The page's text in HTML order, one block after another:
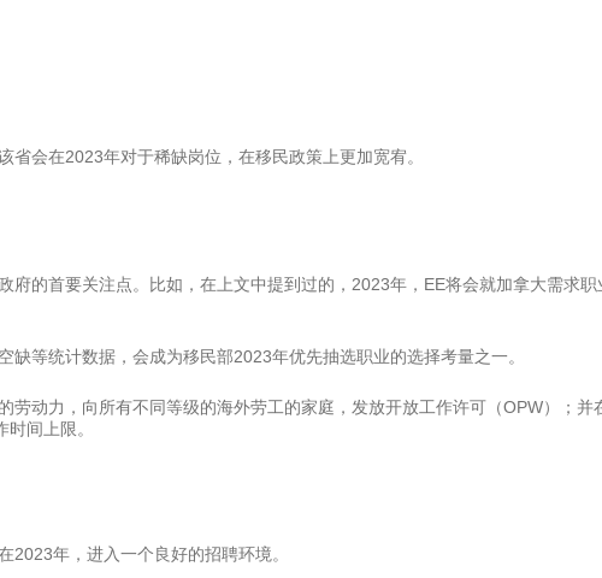
会在2023年对于稀缺岗位，在移民政策上更加宽宥。
府的首要关注点。比如，在上文中提到过的，2023年，EE将会就加拿大需求职
等统计数据，会成为移民部2023年优先抽选职业的选择考量之一。
劳动力，向所有不同等级的海外劳工的家庭，发放开放工作许可（OPW）；并
间上限。
年，进入一个良好的招聘环境。